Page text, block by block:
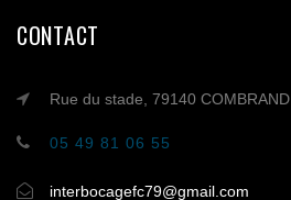
CONTACT
Rue du stade, 79140 COMBRAND
05 49 81 06 55
interbocagefc79@gmail.com